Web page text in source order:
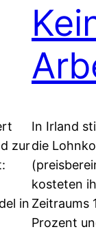
zur
in
In Irland
die
kosteten
Zeitraums
Prozent